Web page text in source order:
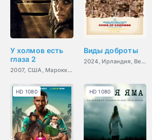
У холмов есть
глаза 2
2007, США, Марокко, ужасы,
Виды доброты
2024, Ирландия, Великобритания, США, Греция, ужасы,
HD 1080 HD 1080